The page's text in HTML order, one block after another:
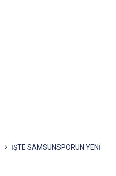
İŞTE SAMSUNSPORUN YENİ